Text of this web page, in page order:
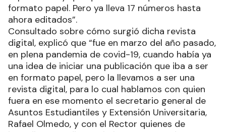
formato papel. Pero ya lleva 17 números hasta
ahora editados”.
Consultado sobre cómo surgió dicha revista
digital, explicó que “fue en marzo del año pasado,
en plena pandemia de covid-19, cuando había ya
una idea de iniciar una publicación que iba a ser
en formato papel, pero la llevamos a ser una
revista digital, para lo cual hablamos con quien
fuera en ese momento el secretario general de
Asuntos Estudiantiles y Extensión Universitaria,
Rafael Olmedo, y con el Rector quienes de